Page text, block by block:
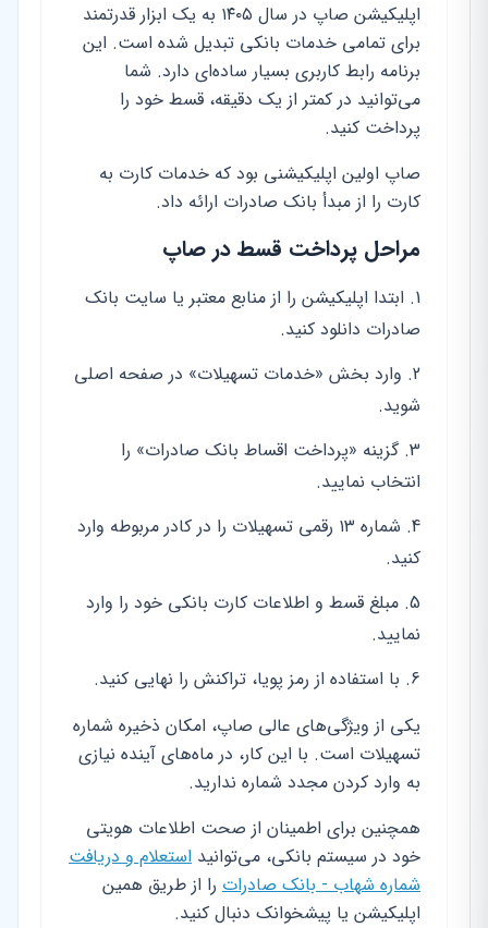
اپلیکیشن صاپ در سال ۱۴۰۵ به یک ابزار قدرتمند
برای تمامی خدمات بانکی تبدیل شده است. این
برنامه رابط کاربری بسیار ساده‌ای دارد. شما
می‌توانید در کمتر از یک دقیقه، قسط خود را
پرداخت کنید.
صاپ اولین اپلیکیشنی بود که خدمات کارت به
کارت را از مبدأ بانک صادرات ارائه داد.
مراحل پرداخت قسط در صاپ
ابتدا اپلیکیشن را از منابع معتبر یا سایت بانک
صادرات دانلود کنید.
وارد بخش «خدمات تسهیلات» در صفحه اصلی
شوید.
گزینه «پرداخت اقساط بانک صادرات» را
انتخاب نمایید.
شماره ۱۳ رقمی تسهیلات را در کادر مربوطه وارد
کنید.
مبلغ قسط و اطلاعات کارت بانکی خود را وارد
نمایید.
با استفاده از رمز پویا، تراکنش را نهایی کنید.
یکی از ویژگی‌های عالی صاپ، امکان ذخیره شماره
تسهیلات است. با این کار، در ماه‌های آینده نیازی
به وارد کردن مجدد شماره ندارید.
همچنین برای اطمینان از صحت اطلاعات هویتی
خود در سیستم بانکی، می‌توانید استعلام و دریافت
شماره شهاب - بانک صادرات را از طریق همین
اپلیکیشن یا پیشخوانک دنبال کنید.